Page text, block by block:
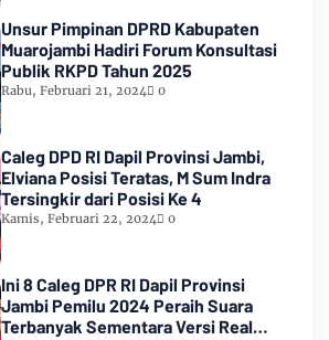
Unsur Pimpinan DPRD Kabupaten
Muarojambi Hadiri Forum Konsultasi
Publik RKPD Tahun 2025
Rabu, Februari 21, 2024 0
Caleg DPD RI Dapil Provinsi Jambi,
Elviana Posisi Teratas, M Sum Indra
Tersingkir dari Posisi Ke 4
Kamis, Februari 22, 2024 0
Ini 8 Caleg DPR RI Dapil Provinsi
Jambi Pemilu 2024 Peraih Suara
Terbanyak Sementara Versi Real